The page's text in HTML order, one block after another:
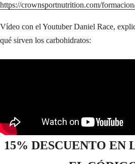
https://crownsportnutrition.com/
Vídeo con el Youtuber Daniel Race,
qué sirven los carbohidratos:
15% DESCUENTO EN